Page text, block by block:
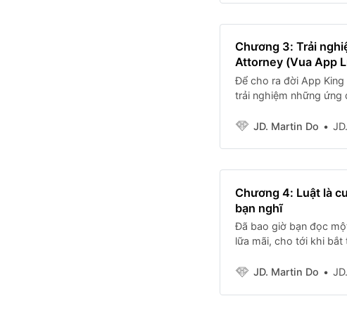
Chương 3: Trải
Attorney (Vua App
Để cho ra đời App
trải nghiệm những ứng
nhằm đem đến một
JD. Martin Do
Chương 4: Luật là
bạn nghĩ
Đã bao giờ bạn đọc
lữa mãi, cho tới khi bắt
chính là một
JD. Martin Do